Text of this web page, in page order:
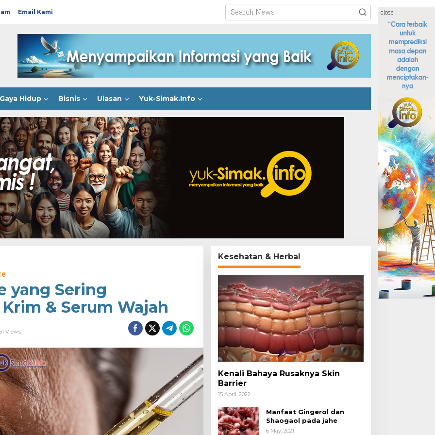
Email Kami
Hidup Bisnis Ulasan Yuk-Simak.Info
close
yang Sering
& Serum Wajah
Views
Kesehatan & Herbal
Kenali Bahaya Rusaknya Skin
Barrier
15 April, 2022
Manfaat Gingerol dan
Shaogaol pada jahe
6 May, 2021